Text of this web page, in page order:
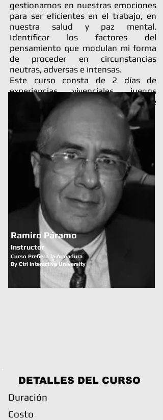
gestionarnos en nuestras emociones
para ser eficientes en el trabajo, en
nuestra salud y paz mental.
Identificar los factores del
pensamiento que modulan mi forma
de proceder en circunstancias
neutras, adversas e intensas.
Este curso consta de 2 días de
experiencias vivenciales, juegos
didácticos entre alumnos e
instructores, foros de discusión, etc.
VER MAS DETALLES
DETALLES DEL CURSO
Duración
Costo
Curso Prefiero la Armadura
By Ctrl Interactive University
Ramiro Páramo
Instructor